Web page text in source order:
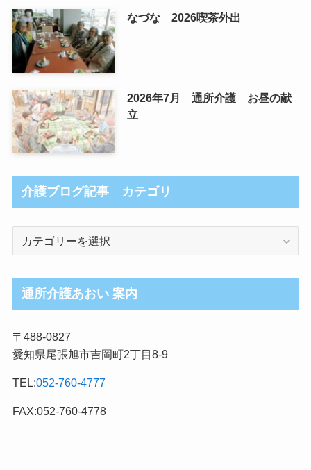
なづな 2026喫茶外出
2026年7月 通所介護 お昼の献
立
介護ブログ記事 カテゴリ
ロ
グ
事
カ
ゴ
リ
通所介護あおい 案内
〒488-0827
愛知県尾張旭市吉岡町2丁目8-9
TEL:052-760-4777
FAX:052-760-4778